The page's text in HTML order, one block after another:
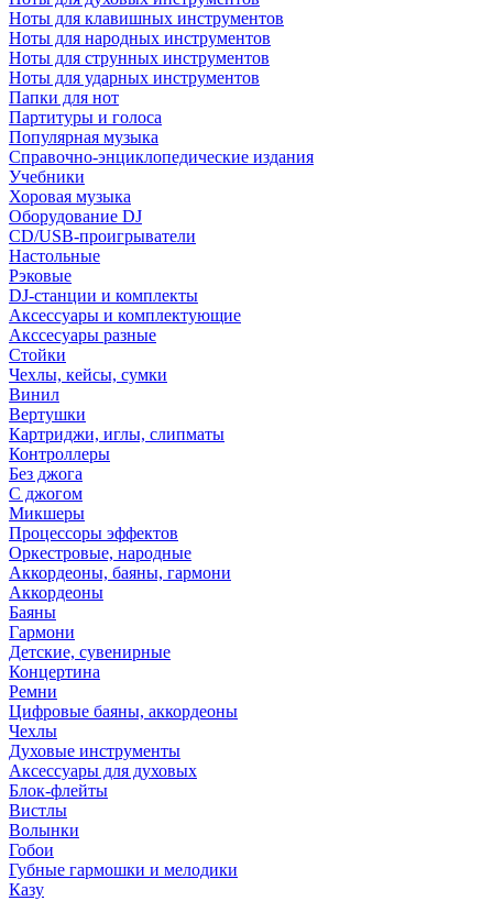
Ноты для клавишных инструментов
Ноты для народных инструментов
Ноты для струнных инструментов
Ноты для ударных инструментов
Папки для нот
Партитуры и голоса
Популярная музыка
Справочно-энциклопедические издания
Учебники
Хоровая музыка
Оборудование DJ
CD/USB-проигрыватели
Настольные
Рэковые
DJ-станции и комплекты
Аксессуары и комплектующие
Акссесуары разные
Стойки
Чехлы, кейсы, сумки
Винил
Вертушки
Картриджи, иглы, слипматы
Контроллеры
Без джога
С джогом
Микшеры
Процессоры эффектов
Оркестровые, народные
Аккордеоны, баяны, гармони
Аккордеоны
Баяны
Гармони
Детские, сувенирные
Концертина
Ремни
Цифровые баяны, аккордеоны
Чехлы
Духовые инструменты
Аксессуары для духовых
Блок-флейты
Вистлы
Волынки
Гобои
Губные гармошки и мелодики
Казу